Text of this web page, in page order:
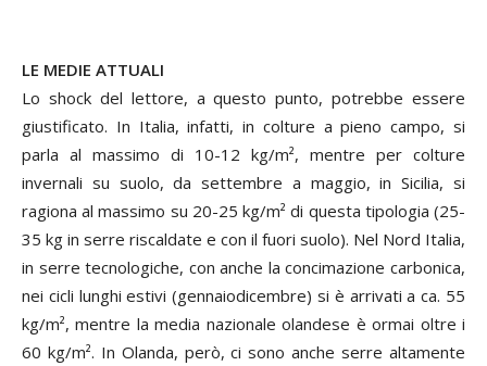
LE MEDIE ATTUALI
Lo shock del lettore, a questo punto, potrebbe essere
giustificato. In Italia, infatti, in colture a pieno campo, si
parla al massimo di 10-12 kg/m², mentre per colture
invernali su suolo, da settembre a maggio, in Sicilia, si
ragiona al massimo su 20-25 kg/m² di questa tipologia (25-
35 kg in serre riscaldate e con il fuori suolo). Nel Nord Italia,
in serre tecnologiche, con anche la concimazione carbonica,
nei cicli lunghi estivi (gennaiodicembre) si è arrivati a ca. 55
kg/m², mentre la media nazionale olandese è ormai oltre i
60 kg/m². In Olanda, però, ci sono anche serre altamente